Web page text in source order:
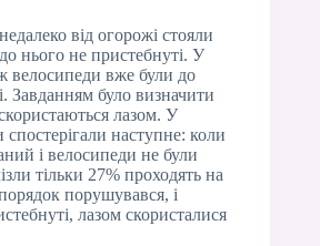
від огорожі стояли
нього не пристебнуті. У
велосипеди вже були до
Завданням було визначити
лазом. У
наступне: коли
і велосипеди не були
тільки 27% проходять на
порушувався, і
лазом скористалися